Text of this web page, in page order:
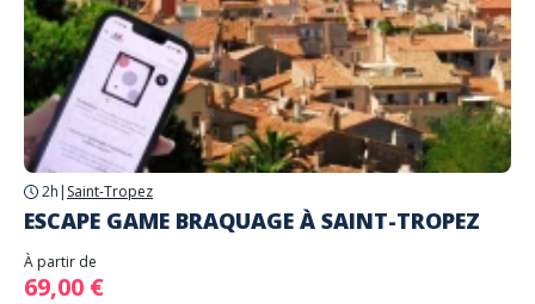
2h | Saint-Tropez
ESCAPE GAME BRAQUAGE À SAINT-TROPEZ
À partir de
69,00 €